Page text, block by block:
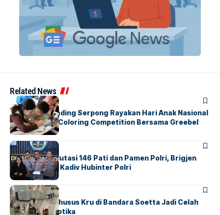
Related News
BERITAINDEX
Atria Hotel Gading Serpong Rayakan Hari Anak Nasional
Lewat Family Coloring Competition Bersama Greebel
Indonesia
BERITA
Mabes Polri Mutasi 146 Pati dan Pamen Polri, Brigjen
Untung Jabat Kadiv Hubinter Polri
BANDARABERITA
Ketika Jalur Khusus Kru di Bandara Soetta Jadi Celah
Sindikat Narkotika